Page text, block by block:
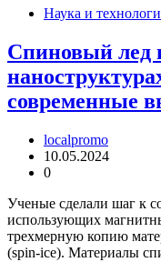
Наука и
Спиновый лед
современные
localpromo
10.05.2024
0
Ученые сделали шаг к
использующих
трехмерную копию
(spin-ice). Материалы